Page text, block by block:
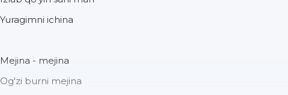
Yuragimni ichina
Mejina - mejina
Og'zi burni mejina